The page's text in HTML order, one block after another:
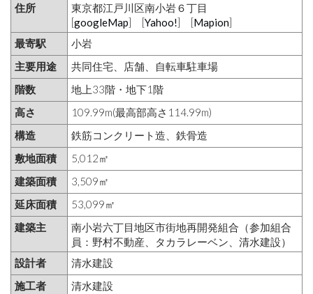
住所
東京都江戸川区南小岩６丁目
[googleMap] [Yahoo!] [Mapion]
最寄駅
小岩
主要用途
共同住宅、店舗、自転車駐車場
階数
地上33階・地下1階
高さ
109.99m(最高部高さ114.99m)
構造
鉄筋コンクリート造、鉄骨造
敷地面積
5,012㎡
建築面積
3,509㎡
延床面積
53,099㎡
建築主
南小岩六丁目地区市街地再開発組合（参加組合
員：野村不動産、タカラレーベン、清水建設）
設計者
清水建設
施工者
清水建設